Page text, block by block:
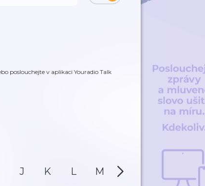
poslouchejte v aplikaci Youradio Talk
J K L M N